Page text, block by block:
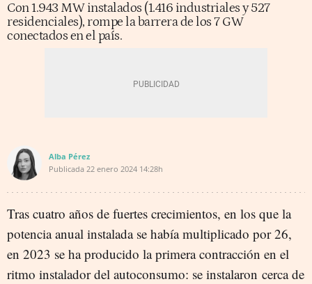
Con 1.943 MW instalados (1.416 industriales y 527
residenciales), rompe la barrera de los 7 GW
conectados en el país.
Alba Pérez
Publicada 22 enero 2024 14:28h
Tras cuatro años de fuertes crecimientos, en los que la
potencia anual instalada se había multiplicado por 26,
en 2023 se ha producido la primera contracción en el
ritmo instalador del autoconsumo: se instalaron cerca de